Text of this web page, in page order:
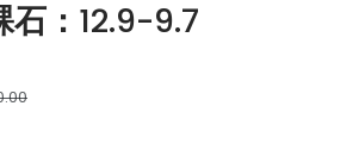
：12.9-9.7